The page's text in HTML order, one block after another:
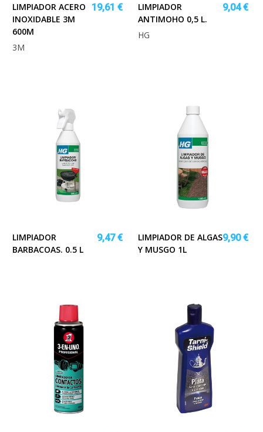
LIMPIADOR ACERO
INOXIDABLE 3M
600M
19,61 €
3M
LIMPIADOR
ANTIMOHO 0,5 L.
9,04 €
HG
LIMPIADOR
BARBACOAS. 0.5 L
9,47 €
LIMPIADOR DE ALGAS
Y MUSGO 1L
9,90 €